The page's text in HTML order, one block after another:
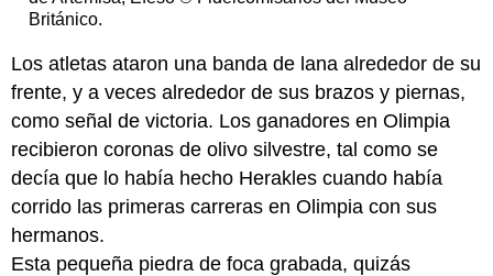
Británico.
Los atletas ataron una banda de lana alrededor de su
frente, y a veces alrededor de sus brazos y piernas,
como señal de victoria. Los ganadores en Olimpia
recibieron coronas de olivo silvestre, tal como se
decía que lo había hecho Herakles cuando había
corrido las primeras carreras en Olimpia con sus
hermanos.
Esta pequeña piedra de foca grabada, quizás